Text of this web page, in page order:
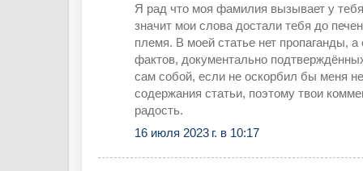
Я рад что моя фамилия вызывает у
значит мои слова достали тебя до
племя. В моей статье нет пропаганды, а
фактов, документально
сам собой, если не оскорбил бы меня
содержания статьи, поэтому твои
радость.
16 июля 2023 г. в 10:17